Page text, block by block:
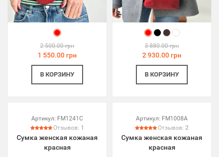
2 500.00 грн
1 550.00 грн
В КОРЗИНУ
3 880.00 грн
2 930.00 грн
В КОРЗИНУ
Артикул: FM1241C
Отзывов: 1
Сумка женская кожаная
красная
Артикул: FM1008A
Отзывов: 2
Сумка женская кожаная
красная